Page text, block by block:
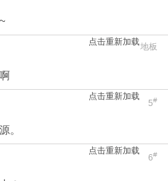
点击重新加载地板
点击重新加载
5#
。
点击重新加载
6#